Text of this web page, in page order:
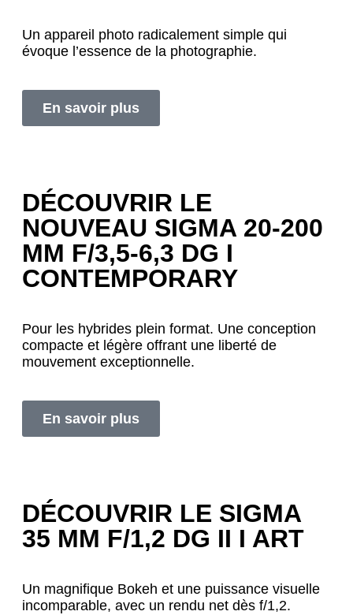
Un appareil photo radicalement simple qui
évoque l’essence de la photographie.
En savoir plus
DÉCOUVRIR LE
NOUVEAU SIGMA 20-200
MM F/3,5-6,3 DG I
CONTEMPORARY
Pour les hybrides plein format. Une conception
compacte et légère offrant une liberté de
mouvement exceptionnelle.
En savoir plus
DÉCOUVRIR LE SIGMA
35 MM F/1,2 DG II I ART
Un magnifique Bokeh et une puissance visuelle
incomparable, avec un rendu net dès f/1,2.